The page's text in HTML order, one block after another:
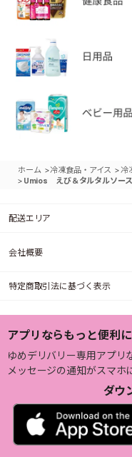
ホーム >冷凍食品・アイス > 冷
> Umios えび＆タルタルソー
配送エリア
会社概要
特定商取引法に基づく表示
アプリならもっと便利に
ゆめデリバリー専用アプリ
メッセージの通知がスマホ
ダウ